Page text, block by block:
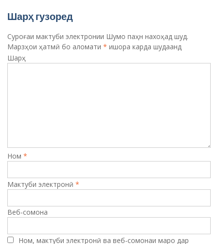
a
v
i
g
Шарҳ гузоред
Суроғаи мактуби электронии Шумо паҳн нахоҳад шуд.
Марзҳои ҳатмӣ бо аломати * ишора карда шудаанд
Шарҳ
Ном *
Мактуби электронӣ *
Веб-сомона
Ном, мактуби электронӣ ва веб-сомонаи маро дар